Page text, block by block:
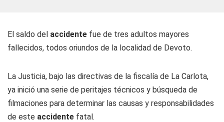
El saldo del accidente fue de tres adultos mayores
fallecidos, todos oriundos de la localidad de Devoto.
La Justicia, bajo las directivas de la fiscalía de La Carlota,
ya inició una serie de peritajes técnicos y búsqueda de
filmaciones para determinar las causas y responsabilidades
de este accidente fatal.